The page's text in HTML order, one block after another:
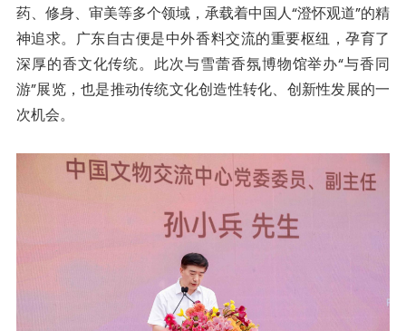
药、修身、审美等多个领域，承载着中国人“澄怀观道”的精
神追求。广东自古便是中外香料交流的重要枢纽，孕育了
深厚的香文化传统。此次与雪蕾香氛博物馆举办“与香同
游”展览，也是推动传统文化创造性转化、创新性发展的一
次机会。